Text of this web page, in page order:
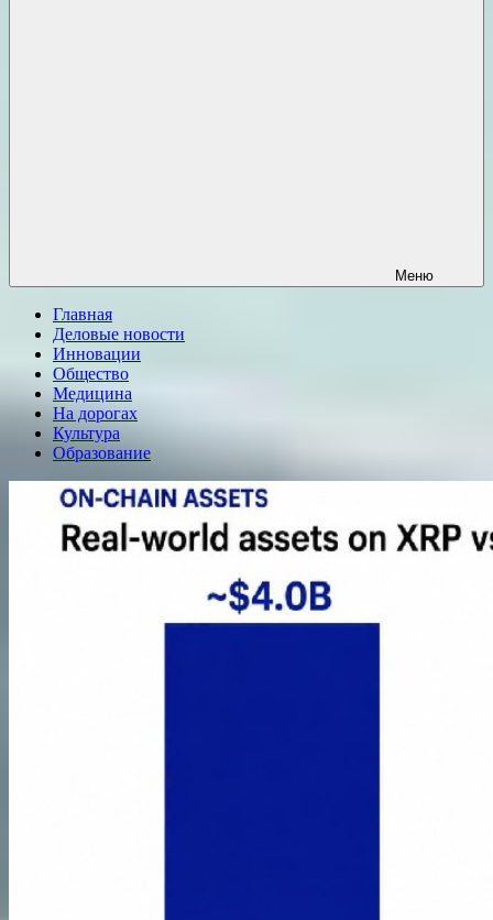
Меню
Главная
Деловые новости
Инновации
Общество
Медицина
На дорогах
Культура
Образование